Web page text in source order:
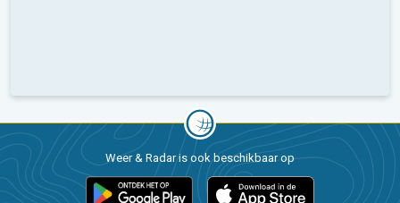
Weer & Radar is ook beschikbaar op